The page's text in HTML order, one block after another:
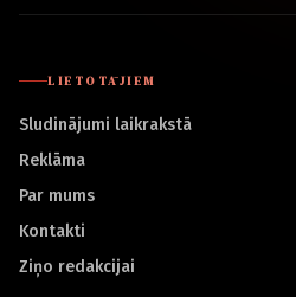
LIETOTĀJIEM
Sludinājumi laikrakstā
Reklāma
Par mums
Kontakti
Ziņo redakcijai